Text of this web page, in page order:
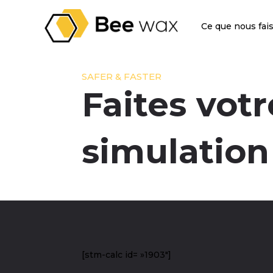
Ce que nous
SAFER & FASTER
Faites
simulation
[stm-calc id= »1903″]